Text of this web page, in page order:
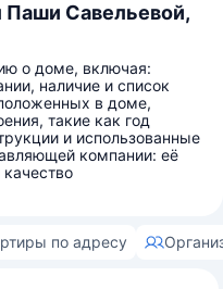
Паши Савельевой,
о доме, включая:
наличие и список
в доме,
такие как год
и использованные
компании: её
по адресу